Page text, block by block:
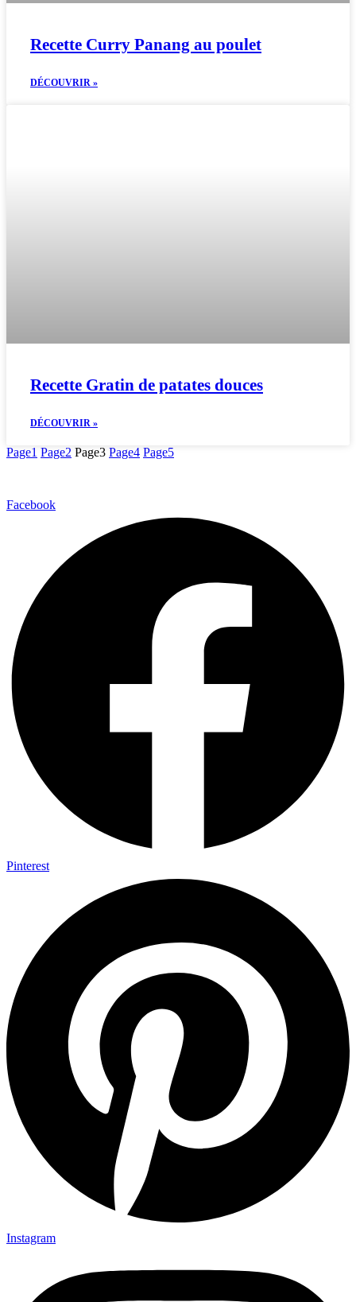
Recette Curry Panang au poulet
DÉCOUVRIR »
Recette Gratin de patates douces
DÉCOUVRIR »
Page1 Page2 Page3 Page4 Page5
Facebook
Pinterest
Instagram